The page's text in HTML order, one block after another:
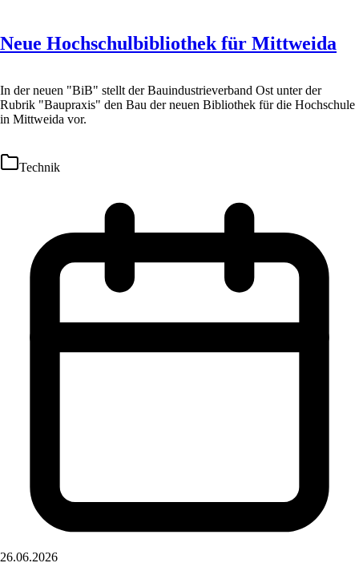
Neue Hochschulbibliothek für Mittweida
In der neuen "BiB" stellt der Bauindustrieverband Ost unter der
Rubrik "Baupraxis" den Bau der neuen Bibliothek für die Hochschule
in Mittweida vor.
Technik
26.06.2026